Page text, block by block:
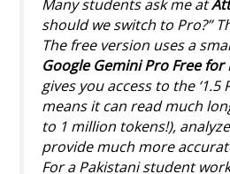
Many students ask me at
should we switch to Pro?”
The free version uses a
Google Gemini Pro Free
gives you access to the ‘1.5
means it can read much
to 1 million tokens!),
provide much more
For a Pakistani student